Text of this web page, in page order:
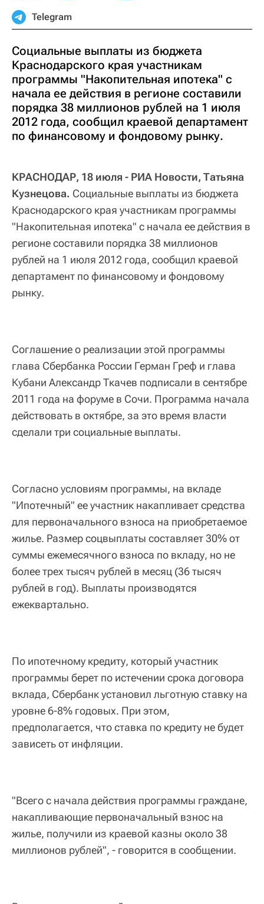
Telegram
Социальные выплаты из бюджета
Краснодарского края участникам
программы "Накопительная ипотека" с
начала ее действия в регионе составили
порядка 38 миллионов рублей на 1 июля
2012 года, сообщил краевой департамент
по финансовому и фондовому рынку.
КРАСНОДАР, 18 июля - РИА Новости, Татьяна
Кузнецова. Социальные выплаты из бюджета
Краснодарского края участникам программы
"Накопительная ипотека" с начала ее действия в
регионе составили порядка 38 миллионов
рублей на 1 июля 2012 года, сообщил краевой
департамент по финансовому и фондовому
рынку.
Соглашение о реализации этой программы
глава Сбербанка России Герман Греф и глава
Кубани Александр Ткачев подписали в сентябре
2011 года на форуме в Сочи. Программа начала
действовать в октябре, за это время власти
сделали три социальные выплаты.
Согласно условиям программы, на вкладе
"Ипотечный" ее участник накапливает средства
для первоначального взноса на приобретаемое
жилье. Размер соцвыплаты составляет 30% от
суммы ежемесячного взноса по вкладу, но не
более трех тысяч рублей в месяц (36 тысяч
рублей в год). Выплаты производятся
ежеквартально.
По ипотечному кредиту, который участник
программы берет по истечении срока договора
вклада, Сбербанк установил льготную ставку на
уровне 6-8% годовых. При этом,
предполагается, что ставка по кредиту не будет
зависеть от инфляции.
"Всего с начала действия программы граждане,
накапливающие первоначальный взнос на
жилье, получили из краевой казны около 38
миллионов рублей", - говорится в сообщении.